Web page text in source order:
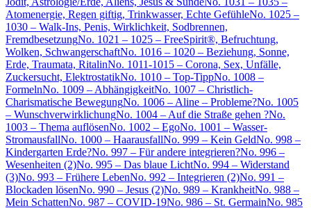
Atomenergie, Regen giftig, Trinkwasser, Echte GefühleNo. 1025 –
1030 – Walk-Ins, Penis, Wirklichkeit, Sodbrennen,
FremdbesetzungNo. 1021 – 1025 – FreeSpirit®, Befruchtung,
Wolken, SchwangerschaftNo. 1016 – 1020 – Beziehung, Sonne,
Erde, Traumata, RitalinNo. 1011-1015 – Corona, Sex, Unfälle,
Zuckersucht, ElektrostatikNo. 1010 – Top-TippNo. 1008 –
FormelnNo. 1009 – AbhängigkeitNo. 1007 – Christlich-
Charismatische BewegungNo. 1006 – Aline – Probleme?No. 1005
– WunschverwirklichungNo. 1004 – Auf die Straße gehen ?No.
1003 – Thema auflösenNo. 1002 – EgoNo. 1001 – Wasser-
StromausfallNo. 1000 – HaarausfallNo. 999 – Kein GeldNo. 998 –
Kindergarten Erde?No. 997 – Für andere integrieren?No. 996 –
Wesenheiten (2)No. 995 – Das blaue LichtNo. 994 – Widerstand
(3)No. 993 – Frühere LebenNo. 992 – Integrieren (2)No. 991 –
Blockaden lösenNo. 990 – Jesus (2)No. 989 – KrankheitNo. 988 –
Mein SchattenNo. 987 – COVID-19No. 986 – St. GermainNo. 985